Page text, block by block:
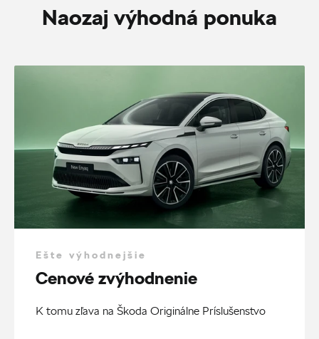
Naozaj výhodná ponuka
Ešte výhodnejšie
Cenové zvýhodnenie
K tomu zľava na Škoda Originálne Príslušenstvo